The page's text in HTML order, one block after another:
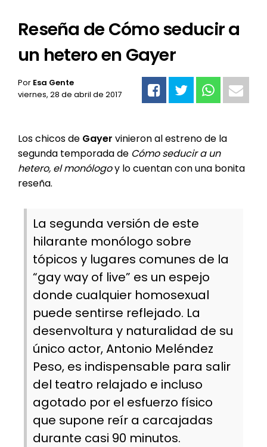
Reseña de Cómo seducir a
un hetero en Gayer
Por Esa Gente
viernes, 28 de abril de 2017
Los chicos de Gayer vinieron al estreno de la
segunda temporada de Cómo seducir a un
hetero, el monólogoy lo cuentan con una bonita
reseña.
La segunda versión de este
hilarante monólogo sobre
tópicos y lugares comunes de la
“gay way of live” es un espejo
donde cualquier homosexual
puede sentirse reflejado. La
desenvoltura y naturalidad de su
único actor, Antonio Meléndez
Peso, es indispensable para salir
del teatro relajado e incluso
agotado por el esfuerzo físico
que supone reír a carcajadas
durante casi 90 minutos.